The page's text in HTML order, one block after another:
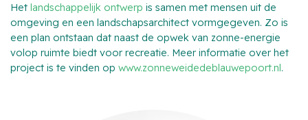
Het landschappelijk ontwerp is samen met mensen uit de
omgeving en een landschapsarchitect vormgegeven. Zo is
een plan ontstaan dat naast de opwek van zonne-energie
volop ruimte biedt voor recreatie. Meer informatie over het
project is te vinden op www.zonneweidedeblauwepoort.nl.